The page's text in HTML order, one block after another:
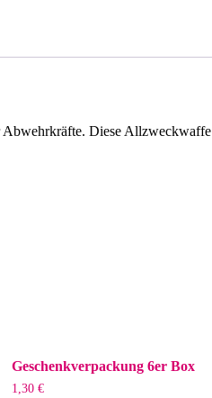
Diese
Geschenkverpackung 6er Box
1,30 €